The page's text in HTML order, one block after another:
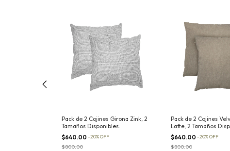
Pack de 2 Cojines Girona Zink, 2
Tamaños Disponibles.
$640.00 -20%OFF
$800.00
Pack de 2 Cojines
Latte, 2 Tamaños
$640.00 -20%OFF
$800.00